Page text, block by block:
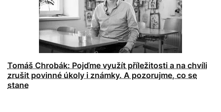
Tomáš Chrobák: Pojďme využít příležitosti a na chvíli
zrušit povinné úkoly i známky. A pozorujme, co se
stane